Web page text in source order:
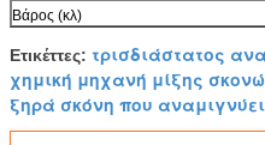
Βάρος (κλ)
Ετικέττες: τρισδιάστατος
χημική μηχανή μίξης
ξηρά σκόνη που